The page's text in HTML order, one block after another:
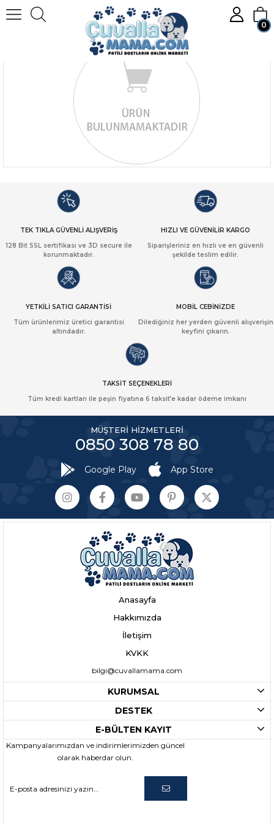
Üye Girişi Üye Ol
0
TEK TIKLA GÜVENLİ ALIŞVERİŞ
128 Bit SSL sertifikası ve 3D secure ile
korunmaktadır.
HIZLI VE GÜVENİLİR KARGO
Siparişleriniz en hızlı ve en güvenli
şekilde teslim edilir.
YETKİLİ SATICI GARANTİSİ
Tüm ürünlerimiz üretici garantisi
altındadır.
MOBİL CEBİNİZDE
Dilediğiniz her yerden güvenli alışverişin
keyfini çıkarın.
TAKSİT SEÇENEKLERİ
Tüm kredi kartları ile peşin fiyatına 6 taksit’e kadar ödeme imkanı
MÜŞTERİ HİZMETLERİ
0850 308 78 80
Google Play App Store
Anasayfa
Hakkımızda
İletişim
KVKK
bilgi@cuvallamama.com
KURUMSAL
DESTEK
E-BÜLTEN KAYIT
Kampanyalarımızdan ve indirimlerimizden güncel
olarak haberdar olun.